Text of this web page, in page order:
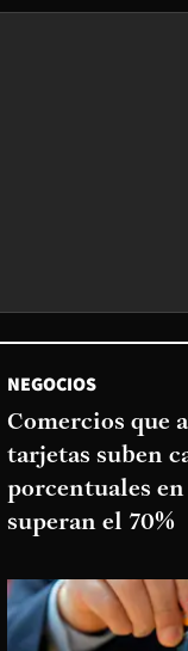
NEGOCIOS
Comercios que
tarjetas suben
porcentuales
superan el 70%